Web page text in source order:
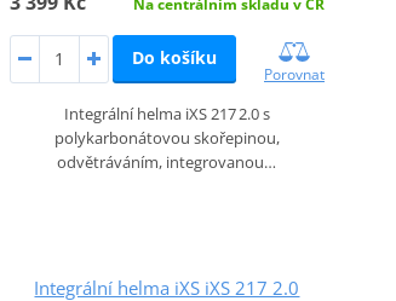
Na centrálním skladu v ČR
Do košíku
Porovnat
Integrální helma iXS 217 2.0 s
polykarbonátovou skořepinou,
odvětráváním, integrovanou…
Integrální helma iXS iXS 217 2.0